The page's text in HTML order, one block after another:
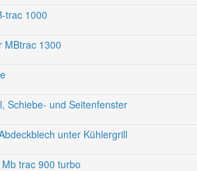
trac 1000
MBtrac 1300
Schiebe- und Seitenfenster
unter Kühlergrill
trac 900 turbo